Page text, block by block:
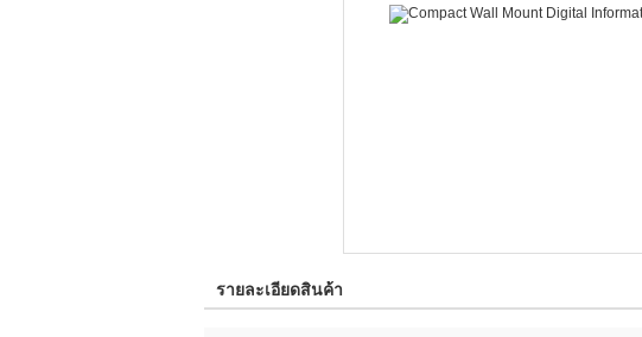
รายละเอียดสินค้า